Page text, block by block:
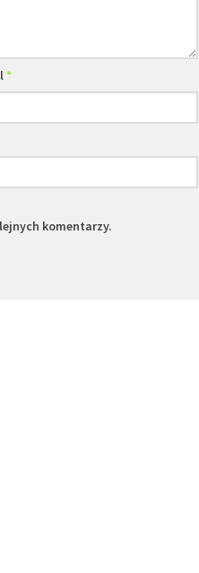
*
komentarzy.